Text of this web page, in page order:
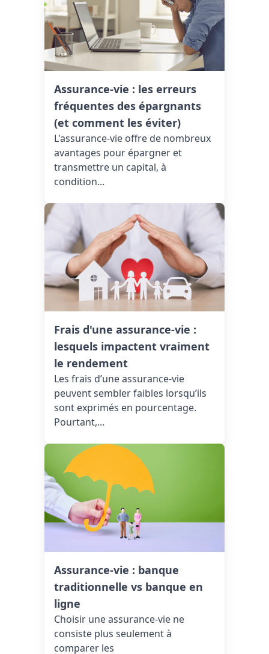
Assurance-vie : les erreurs
fréquentes des épargnants
(et comment les éviter)
L'assurance-vie offre de nombreux
avantages pour épargner et
transmettre un capital, à
condition...
Frais d'une assurance-vie :
lesquels impactent vraiment
le rendement
Les frais d’une assurance-vie
peuvent sembler faibles lorsqu’ils
sont exprimés en pourcentage.
Pourtant,...
Assurance-vie : banque
traditionnelle vs banque en
ligne
Choisir une assurance-vie ne
consiste plus seulement à
comparer les